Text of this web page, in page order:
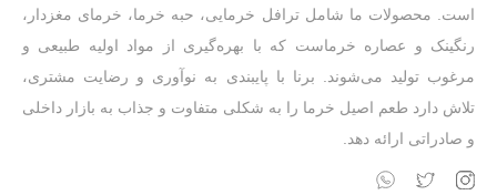
است. محصولات ما شامل ترافل خرمایی، حبه خرما، خرمای مغزدار،
رنگینک و عصاره خرماست که با بهره‌گیری از مواد اولیه طبیعی و
مرغوب تولید می‌شوند. برنا با پایبندی به نوآوری و رضایت مشتری،
تلاش دارد طعم اصیل خرما را به شکلی متفاوت و جذاب به بازار داخلی
و صادراتی ارائه دهد.